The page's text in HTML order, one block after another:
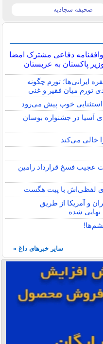
صحیفه سجادیه
دفاعی مشترک امضا
پاکستان به عربستان
ایرانی‌ها؛ تورم چگونه
استثنایی خوب پیش می‌رود
آسیا در جشنواره بوسان
خالی می‌کند
عجیب فسخ قرارداد رامین
لفظی‌اش با پیت هگست
و آمریکا از طریق
نهایی شده
سایر خبرهای داغ »